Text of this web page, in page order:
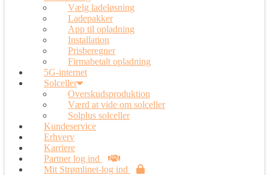
Vælg ladeløsning
Ladepakker
App til opladning
Installation
Prisberegner
Firmabetalt opladning
5G-internet
Solceller
Overskudsproduktion
Værd at vide om solceller
Solplus solceller
Kundeservice
Erhverv
Karriere
Partner log ind
Mit Strømlinet-log ind